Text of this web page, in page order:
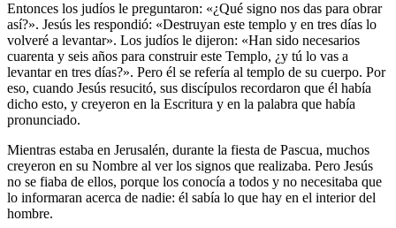
Entonces los judíos le preguntaron: «¿Qué signo nos das para obrar
así?». Jesús les respondió: «Destruyan este templo y en tres días lo
volveré a levantar». Los judíos le dijeron: «Han sido necesarios
cuarenta y seis años para construir este Templo, ¿y tú lo vas a
levantar en tres días?». Pero él se refería al templo de su cuerpo. Por
eso, cuando Jesús resucitó, sus discípulos recordaron que él había
dicho esto, y creyeron en la Escritura y en la palabra que había
pronunciado.
Mientras estaba en Jerusalén, durante la fiesta de Pascua, muchos
creyeron en su Nombre al ver los signos que realizaba. Pero Jesús
no se fiaba de ellos, porque los conocía a todos y no necesitaba que
lo informaran acerca de nadie: él sabía lo que hay en el interior del
hombre.